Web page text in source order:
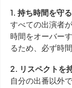
1. 持ち時間を守る
すべての出演者
時間をオーバー
るため、必ず時
2. リスペクトを
自分の出番以外